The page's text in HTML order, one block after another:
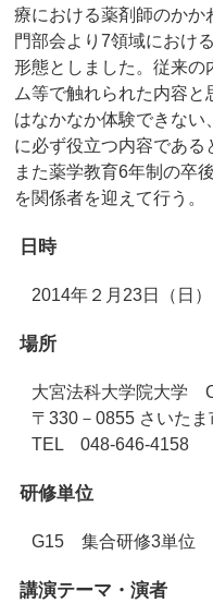
療における薬剤師のか
門部会より7領域におけ
形態としました。従来の
ム等で触れられた内容
はなかなか体験できない
に必ず役立つ内容である
また薬学教育6年制の卒
を関係者を迎えて行う。
日時
2014年２月23日（日
場所
大宮法科大学院大学
〒330－0855 さいたま
TEL 048-646-4158
研修単位
G15 集合研修3単位
講演テーマ・演者